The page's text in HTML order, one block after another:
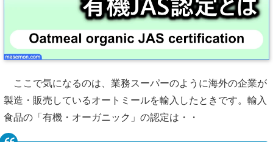
ここで気になるのは、業務スーパーのように海外の企業が
製造・販売しているオートミールを輸入したときです。輸入
食品の「有機・オーガニック」の認定は・・